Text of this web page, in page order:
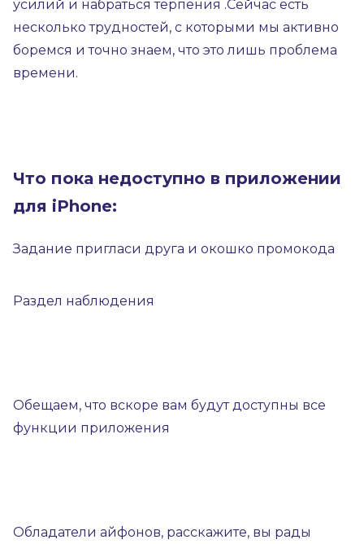
усилий и набраться терпения .Сейчас есть
несколько трудностей, с которыми мы активно
боремся и точно знаем, что это лишь проблема
времени.
Что пока недоступно в приложении
для iPhone:
Задание пригласи друга и окошко промокода
Раздел наблюдения
Обещаем, что вскоре вам будут доступны все
функции приложения
Обладатели айфонов, расскажите, вы рады